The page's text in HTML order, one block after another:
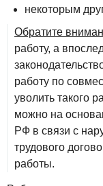
некоторым
Обратите
работу, а
работу по
уволить такого
можно на
РФ в связи с
трудового
работы.